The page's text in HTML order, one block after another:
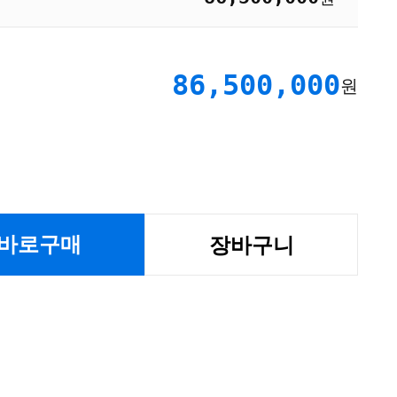
86,500,000원
로구매 장바구니